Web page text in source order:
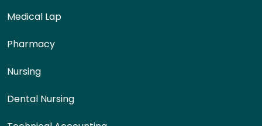
Medical Lap
Pharmacy
Nursing
Dental Nursing